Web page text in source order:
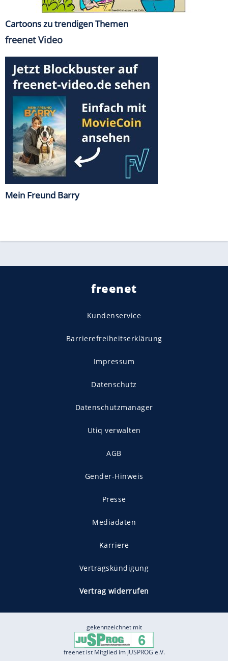
Cartoons zu trendigen Themen
freenet Video
Mein Freund Barry
freenet
Kundenservice
Barrierefreiheitserklärung
Impressum
Datenschutz
Datenschutzmanager
Utiq verwalten
AGB
Gender-Hinweis
Presse
Mediadaten
Karriere
Vertragskündigung
Vertrag widerrufen
gekennzeichnet mit
freenet ist Mitglied im JUSPROG e.V.